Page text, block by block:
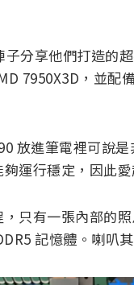
分享他們打造的
7950X3D，並
放進筆電裡可說
運行穩定，因此
只有一張內部的
記憶體。喇叭